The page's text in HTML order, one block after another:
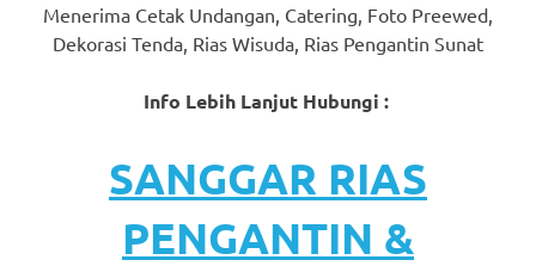
Menerima Cetak Undangan, Catering, Foto Preewed,
Dekorasi Tenda, Rias Wisuda, Rias Pengantin Sunat
Info Lebih Lanjut Hubungi :
SANGGAR RIAS
PENGANTIN &